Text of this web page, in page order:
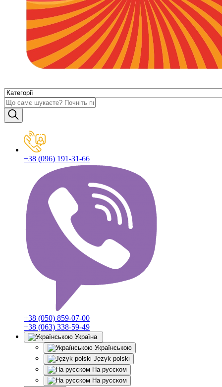
+38 (096) 191-31-66
+38 (050) 859-07-00
+38 (063) 338-59-49
Україна
Українською
Język polski
На русском
На русском